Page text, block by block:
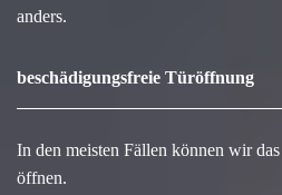
anders.
beschädigungsfreie Türöffnung
In den meisten Fällen können wir
öffnen.